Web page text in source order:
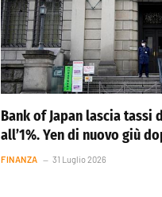
Bank of Japan lascia tassi
all’1%. Yen di nuovo giù
FINANZA 31 Luglio 2026